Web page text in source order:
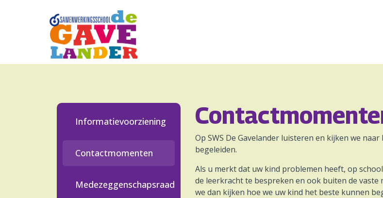
Quadraten
Aanmelden
Informatievoorziening
Contactmomenten
Medezeggenschapsraad
Op SWS De Gavelander luisteren en kijken we
begeleiden.
Als u merkt dat uw kind problemen heeft, op
de leerkracht te bespreken en ook buiten de
we dan kijken hoe we uw kind het beste kunnen